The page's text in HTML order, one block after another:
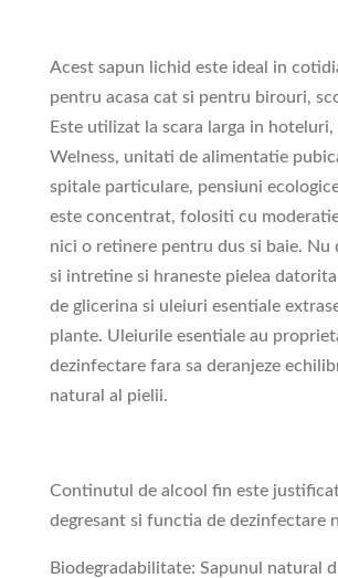
Acest sapun lichid este ideal in
pentru acasa cat si pentru birouri,
Este utilizat la scara larga in hoteluri,
Welness, unitati de alimentatie
spitale particulare, pensiuni
este concentrat, folositi cu
nici o retinere pentru dus si baie. Nu
si intretine si hraneste pielea
de glicerina si uleiuri esentiale
plante. Uleiurile esentiale au
dezinfectare fara sa deranjeze
natural al pielii.
Continutul de alcool fin este
degresant si functia de dezinfectare
Biodegradabilitate: Sapunul natural